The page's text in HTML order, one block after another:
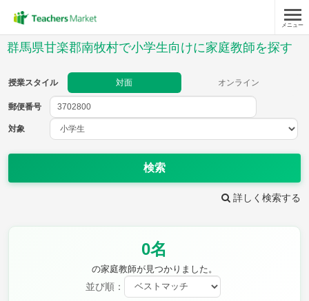
メニュー
群馬県甘楽郡南牧村で小学生向けに家庭教師を探す
授業スタイル 対面 オンライン
郵便番号
対象
検索
詳しく検索する
0名
の家庭教師が見つかりました。
並び順：
郵便番号
教科
理科
保健・体育 図画工作 書写